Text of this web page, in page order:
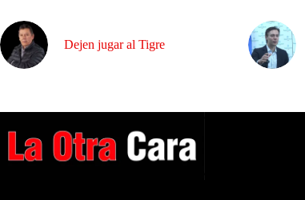
Dejen jugar al Tigre